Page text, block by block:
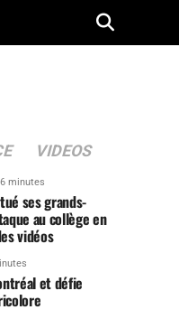
VIDEOS
minutes
ses grands-
au collège en
vidéos
et défie